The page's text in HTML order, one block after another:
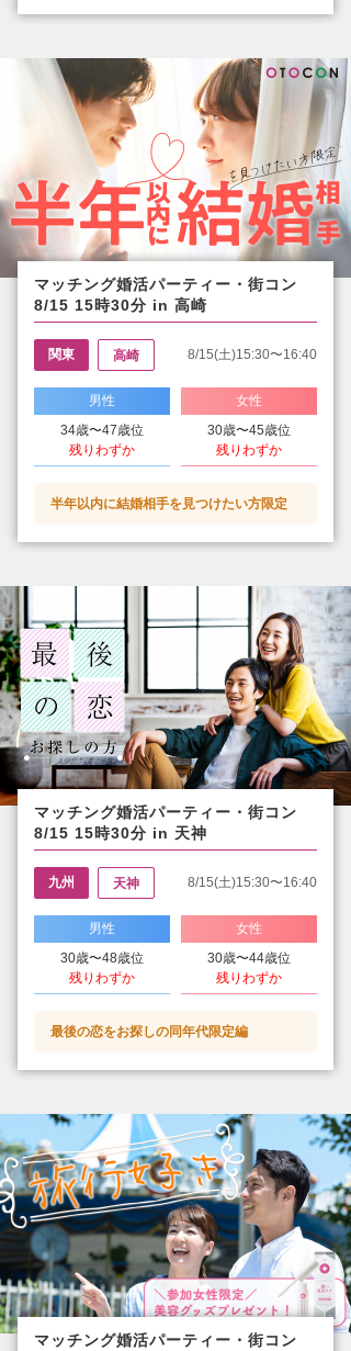
マッチング婚活パーティー・街コン
8/15 15時30分 in 高崎
関東 高崎 8/15(土)15:30〜16:40
男性
34歳〜47歳位
残りわずか
女性
30歳〜45歳位
残りわずか
半年以内に結婚相手を見つけたい方限定
マッチング婚活パーティー・街コン
8/15 15時30分 in 天神
九州 天神 8/15(土)15:30〜16:40
男性
30歳〜48歳位
残りわずか
女性
30歳〜44歳位
残りわずか
最後の恋をお探しの同年代限定編
マッチング婚活パーティー・街コン